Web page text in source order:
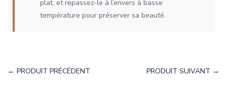
plat, et repassez-le à l’envers à basse
température pour préserver sa beauté.
← PRODUIT PRÉCÉDENT PRODUIT SUIVANT →